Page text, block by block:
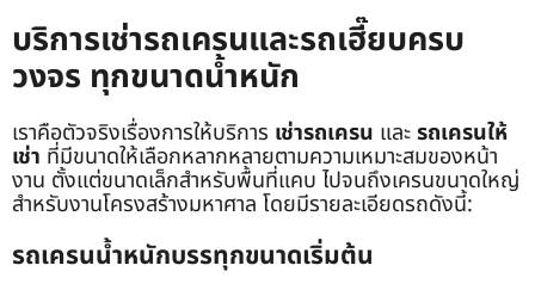
บริการเช่ารถเครนและรถเฮี๊ยบครบ
วงจร ทุกขนาดน้ำหนัก
เราคือตัวจริงเรื่องการให้บริการ เช่ารถเครน และรถเครนให้
เช่า ที่มีขนาดให้เลือกหลากหลายตามความเหมาะสมของหน้า
งาน ตั้งแต่ขนาดเล็กสำหรับพื้นที่แคบ ไปจนถึงเครนขนาดใหญ่
สำหรับงานโครงสร้างมหาศาล โดยมีรายละเอียดรถดังนี้:
รถเครนน้ำหนักบรรทุกขนาดเริ่มต้น